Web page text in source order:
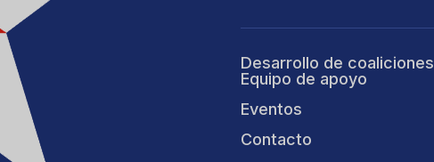
Desarrollo de coaliciones
Equipo de apoyo
Eventos
Contacto